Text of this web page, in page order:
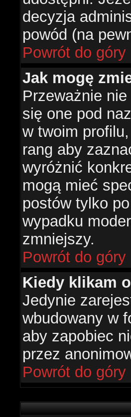
decyzja
powód (na
Powrót do góry
Jak mogę
Przeważnie
się one pod
w twoim
rang aby
wyróżnić
mogą mieć
postów tylko
wypadku
zmniejszy.
Powrót do góry
Kiedy klikam
Jedynie
wbudowany w
aby zapobiec
przez
Powrót do góry